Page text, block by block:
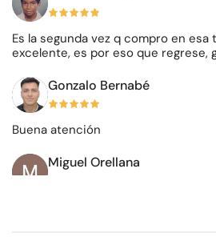
Es la segunda vez q compro en
excelente, es por eso que regrese,
Gonzalo Bernabé
Buena atención
Miguel Orellana